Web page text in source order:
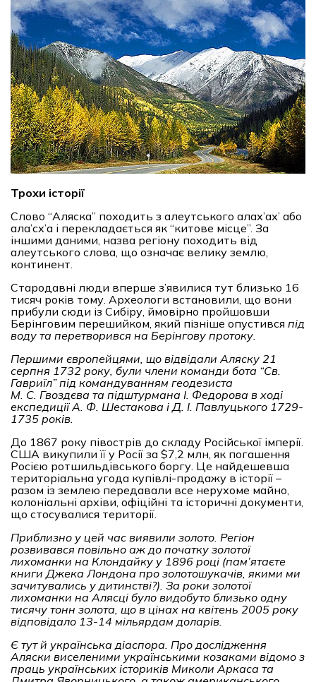
Трохи історії
Слово “Аляска” походить з алеутського алах’ах’ або
ала’сх’а і перекладається як “китове місце”. За
іншими даними, назва регіону походить від
алеутського слова, що означає велику землю,
континент.
Стародавні люди вперше з’явилися тут близько 16
тисяч років тому. Археологи встановили, що вони
прибули сюди із Сибіру, ймовірно пройшовши
Берінговим перешийком, який пізніше опустився під
воду та перетворився на Берінгову протоку.
Першими європейцями , що відвідали Аляску 21
серпня 1732 року, були члени команди бота “Св.
Гавриїл” під командуванням геодезиста
М. С. Гвоздєва та підштурмана І. Федорова в ході
експедиції А. Ф. Шестакова і Д. І. Павлуцького 1729-
1735 років.
До 1867 року півострів до складу Російської імперії.
США викупили її у Росії за $7,2 млн, як погашення
Росією ротшильдівського боргу. Це найдешевша
територіальна угода купівлі-продажу в історії –
разом із землею передавали все нерухоме майно,
колоніальні архіви, офіційні та історичні документи,
що стосувалися території.
Приблизно у цей час виявили золото . Регіон
розвивався повільно аж до початку золотої
лихоманки на Клондайку у 1896 році (пам’ятаєте
книги Джека Лондона про золотошукачів, якими ми
зачитувались у дитинстві?). За роки золотої
лихоманки на Алясці було видобуто близько одну
тисячу тонн золота, що в цінах на квітень 2005 року
відповідало 13-14 мільярдам доларів.
Є тут й українська діаспора. Про дослідження
Аляски виселеними українськими козаками відомо з
праць українських істориків Миколи Аркаса та